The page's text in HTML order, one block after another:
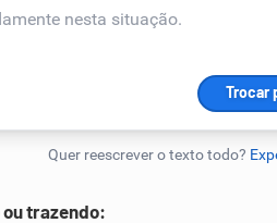
ou trazendo: